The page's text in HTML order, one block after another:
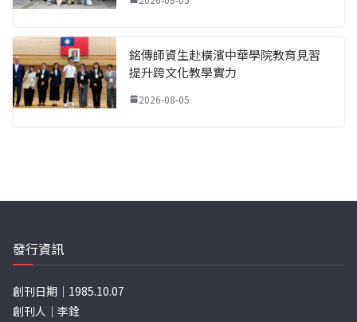
銘傳師資生赴橫濱中華學院教育見習
提升跨文化教學實力
2026-08-05
發行資訊
創刊日期｜1985.10.07
創刊人｜李銓